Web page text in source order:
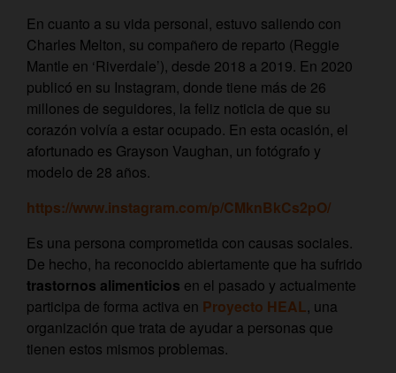
En cuanto a su vida personal, estuvo saliendo con
Charles Melton, su compañero de reparto (Reggie
Mantle en ‘Riverdale’), desde 2018 a 2019. En 2020
publicó en su Instagram, donde tiene más de 26
millones de seguidores, la feliz noticia de que su
corazón volvía a estar ocupado. En esta ocasión, el
afortunado es Grayson Vaughan, un fotógrafo y
modelo de 28 años.
https://www.instagram.com/p/CMknBkCs2pO/
Es una persona comprometida con causas sociales.
De hecho, ha reconocido abiertamente que ha sufrido
trastornos alimenticios en el pasado y actualmente
participa de forma activa en Proyecto HEAL, una
organización que trata de ayudar a personas que
tienen estos mismos problemas.